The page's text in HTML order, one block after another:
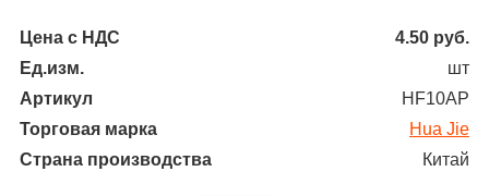
Цена с НДС 4.50 руб.
Ед.изм.
шт
Артикул
HF10AP
Торговая марка
Hua Jie
Страна производства
Китай